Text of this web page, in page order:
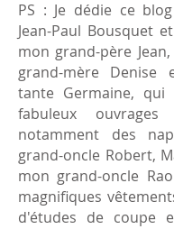
PS : Je dédie ce
Jean-Paul Bousquet
mon grand-père
grand-mère Denise
tante Germaine, qui
fabuleux
notamment des
grand-oncle Robert,
mon grand-oncle
magnifiques
d'études de coupe